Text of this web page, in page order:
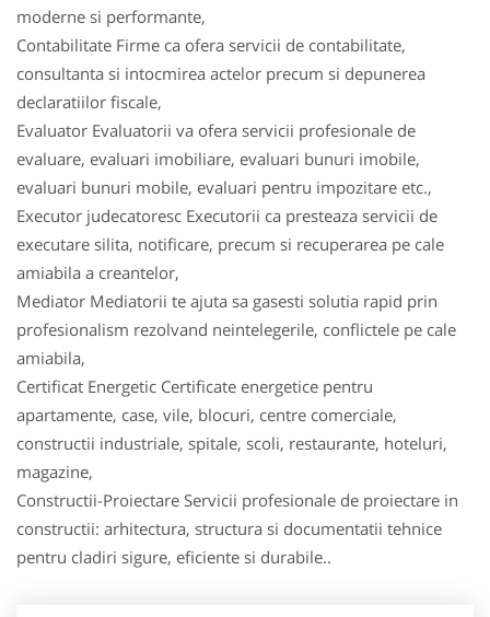
moderne si performante,
Contabilitate Firme ca ofera servicii de contabilitate,
consultanta si intocmirea actelor precum si depunerea
declaratiilor fiscale,
Evaluator Evaluatorii va ofera servicii profesionale de
evaluare, evaluari imobiliare, evaluari bunuri imobile,
evaluari bunuri mobile, evaluari pentru impozitare etc.,
Executor judecatoresc Executorii ca presteaza servicii de
executare silita, notificare, precum si recuperarea pe cale
amiabila a creantelor,
Mediator Mediatorii te ajuta sa gasesti solutia rapid prin
profesionalism rezolvand neintelegerile, conflictele pe cale
amiabila,
Certificat Energetic Certificate energetice pentru
apartamente, case, vile, blocuri, centre comerciale,
constructii industriale, spitale, scoli, restaurante, hoteluri,
magazine,
Constructii-Proiectare Servicii profesionale de proiectare in
constructii: arhitectura, structura si documentatii tehnice
pentru cladiri sigure, eficiente si durabile..